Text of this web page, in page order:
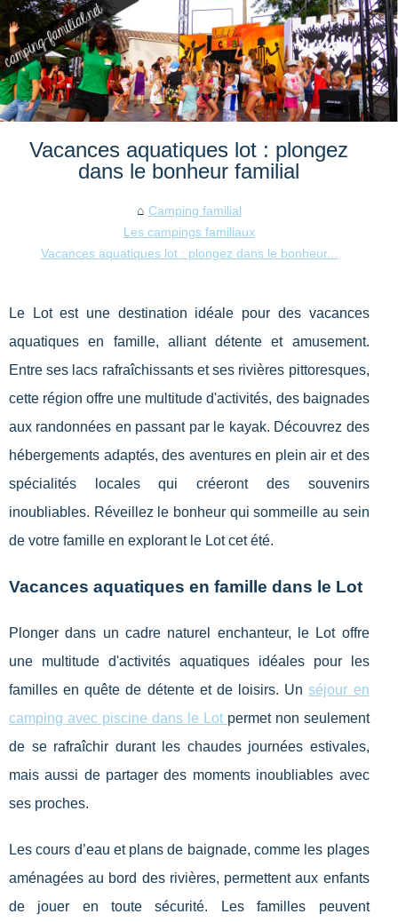
Vacances aquatiques lot : plongez
dans le bonheur familial
Camping familial
Les campings familiaux
Vacances aquatiques lot : plongez dans le bonheur...
Le Lot est une destination idéale pour des vacances
aquatiques en famille, alliant détente et amusement.
Entre ses lacs rafraîchissants et ses rivières pittoresques,
cette région offre une multitude d'activités, des baignades
aux randonnées en passant par le kayak. Découvrez des
hébergements adaptés, des aventures en plein air et des
spécialités locales qui créeront des souvenirs
inoubliables. Réveillez le bonheur qui sommeille au sein
de votre famille en explorant le Lot cet été.
Vacances aquatiques en famille dans le Lot
Plonger dans un cadre naturel enchanteur, le Lot offre
une multitude d'activités aquatiques idéales pour les
familles en quête de détente et de loisirs. Unséjour en
camping avec piscine dans le Lot permet non seulement
de se rafraîchir durant les chaudes journées estivales,
mais aussi de partager des moments inoubliables avec
ses proches.
Les cours d’eau et plans de baignade, comme les plages
aménagées au bord des rivières, permettent aux enfants
de jouer en toute sécurité. Les familles peuvent